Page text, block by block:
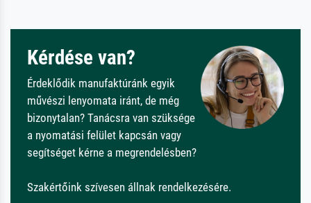
Kérdése van?
Érdeklődik manufaktúránk egyik
művészi lenyomata iránt, de még
bizonytalan? Tanácsra van szüksége
a nyomatási felület kapcsán vagy
segítséget kérne a megrendelésben?
Szakértőink szívesen állnak rendelkezésére.